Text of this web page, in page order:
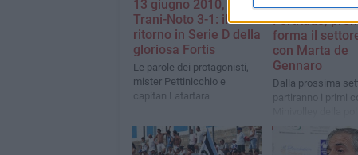
13 giugno 2010,
Trani-Noto 3-1: il
ritorno in Serie D della
gloriosa Fortis
Le parole dei protagonisti,
mister Pettinicchio e
capitan Latartara
Fortitudo,
forma il
con Marta de
Gennaro
Dalla prossima
partiranno i primi
tranese